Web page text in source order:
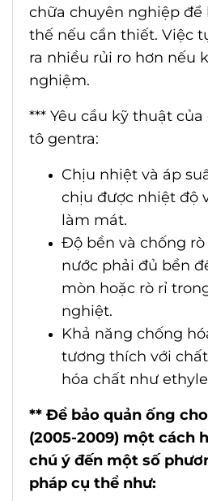
chữa chuyên nghiệp để
thế nếu cần thiết. Việc
ra nhiều rủi ro hơn nếu
nghiệm.
*** Yêu cầu kỹ thuật
tô gentra:
Chịu nhiệt và áp
chịu được nhiệt độ
làm mát.
Độ bền và chống
nước phải đủ bền
mòn hoặc rò rỉ
nghiệt.
Khả năng chống
tương thích với
hóa chất như
** Để bảo quản ống
(2005-2009) một cách
chú ý đến một số
pháp cụ thể như: